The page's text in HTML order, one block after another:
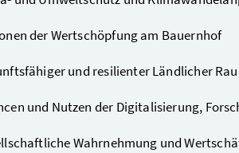
der Wertschöpfung am Bauernhof
und resilienter Ländlicher
und Nutzen der Digitalisierung,
Wahrnehmung und